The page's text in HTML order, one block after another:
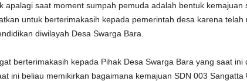
apalagi saat moment sumpah pemuda adalah bentuk kemajuan
untuk berterimakasih kepada pemerintah desa karena telah
diwilayah Desa Swarga Bara.
berterimakasih kepada Pihak Desa Swarga Bara yang saat ini
ini beliau memikirkan bagaimana kemajuan SDN 003 Sangatta